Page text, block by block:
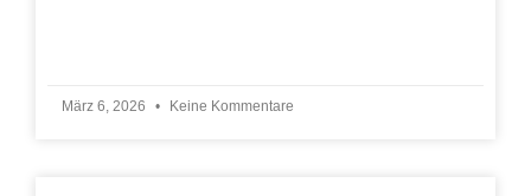
März 6, 2026 Keine Kommentare